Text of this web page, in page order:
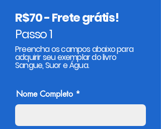
R$70 - Frete grátis!
Passo 1
Preencha os campos abaixo para
adquirir seu exemplar do livro
Sangue, Suor e Água.
Nome Completo